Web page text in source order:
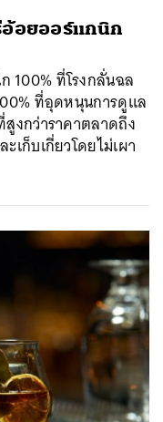
อ้อยออร์แกนิก
100% ที่โรงกลั่นฉล
ที่อุดหนุนการดูแล
งกว่าราคาตลาดถึง
เก็บเกี่ยวโดยไม่เผา